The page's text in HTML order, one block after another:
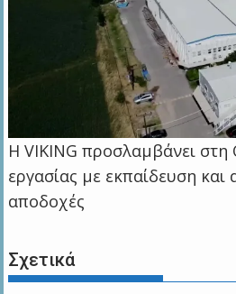
Η VIKING προσλαμβάνει στη
εργασίας με εκπαίδευση και
αποδοχές
Σχετικά